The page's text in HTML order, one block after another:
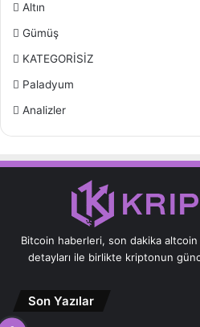
Altın
Gümüş
KATEGORİSİZ
Paladyum
Analizler
Bitcoin haberleri, son dakika
detayları ile birlikte kriptonun
Son Yazılar